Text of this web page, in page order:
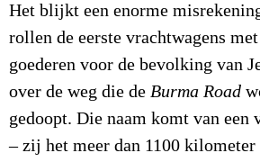
Het blijkt een enorme
rollen de eerste vrachtwagens
goederen voor de bevolking van
over de weg die de Burma Road
gedoopt. Die naam komt van een
– zij het meer dan 1100 kilometer